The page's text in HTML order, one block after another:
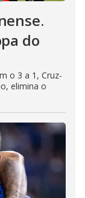
do
o 3 a 1, Cruz-
elimina o